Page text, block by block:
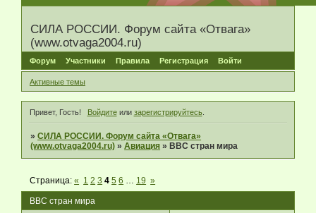
СИЛА РОССИИ. Форум сайта «Отвага»
(www.otvaga2004.ru)
Форум Участники Правила Регистрация Войти
Активные темы
Привет, Гость! Войдитеили зарегистрируйтесь.
»СИЛА РОССИИ. Форум сайта «Отвага»
(www.otvaga2004.ru) »Авиация » ВВС стран мира
ВВС стран мира
Страница:« 1 2 3 4 5 6 19 »